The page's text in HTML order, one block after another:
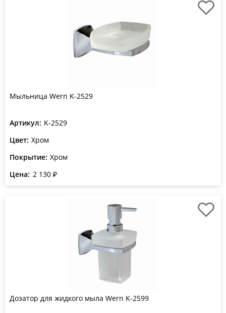
Мыльница Wern K-2529
Артикул: K-2529
Цвет: Хром
Покрытие: Хром
Цена: 2 130 ₽
Дозатор для жидкого мыла Wern K-2599